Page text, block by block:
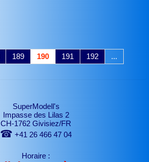
189 190 191 192
...
SuperModell's
Impasse des Lilas 2
CH-1762 Givisiez/FR
☎ +41 26 466 47 04
Horaire :